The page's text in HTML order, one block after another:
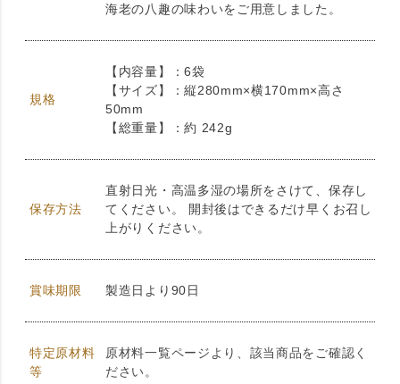
海老の八趣の味わいをご用意しました。
規格
【内容量】：6袋
【サイズ】：縦280mm×横170mm×高さ
50mm
【総重量】：約 242g
保存方法
直射日光・高温多湿の場所をさけて、保存し
てください。 開封後はできるだけ早くお召し
上がりください。
賞味期限 製造日より90日
特定原材料
等
原材料一覧ページより、該当商品をご確認く
ださい。